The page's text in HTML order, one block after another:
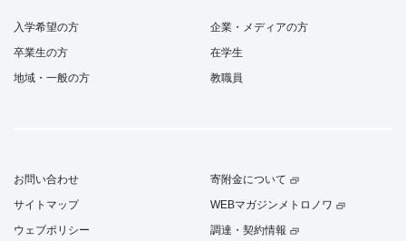
入学希望の方
卒業生の方
地域・一般の方
企業・メディアの方
在学生
教職員
お問い合わせ
サイトマップ
ウェブポリシー
寄附金について
WEBマガジンメトロノワ
調達・契約情報